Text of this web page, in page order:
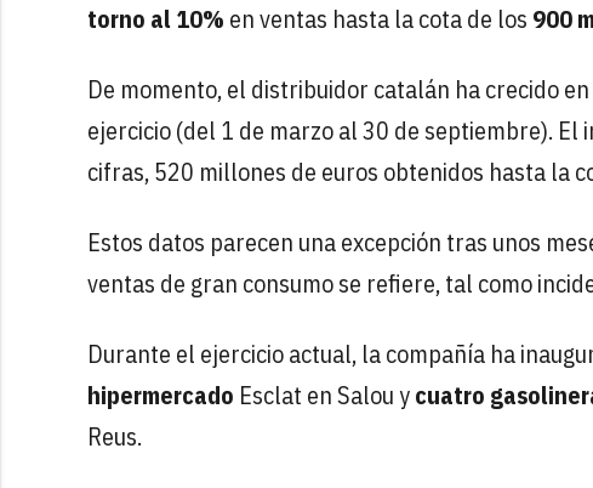
torno al 10% en ventas hasta la cota de los 900
De momento, el distribuidor catalán ha crecido
ejercicio (del 1 de marzo al 30 de septiembre). El
cifras, 520 millones de euros obtenidos hasta la
Estos datos parecen una excepción tras unos
ventas de gran consumo se refiere, tal como
Durante el ejercicio actual, la compañía ha
hipermercado Esclat en Salou ycuatro
Reus.